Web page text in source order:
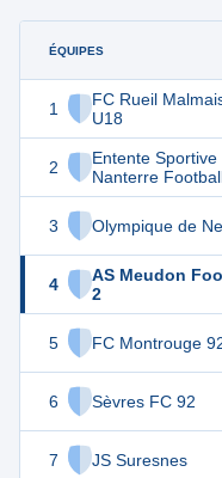
ÉQUIPES
1
FC Rueil
U18
2
Entente Sportive
Nanterre
3 Olympique de
4
AS Meudon
2
5 FC Montrouge
6 Sèvres FC 92
7 JS Suresnes